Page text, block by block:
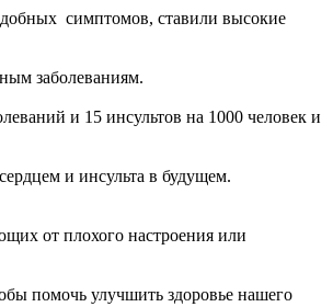
симптомов, ставили высокие
заболеваниям.
и 15 инсультов на 1000 человек и
и инсульта в будущем.
от плохого настроения или
помочь улучшить здоровье нашего